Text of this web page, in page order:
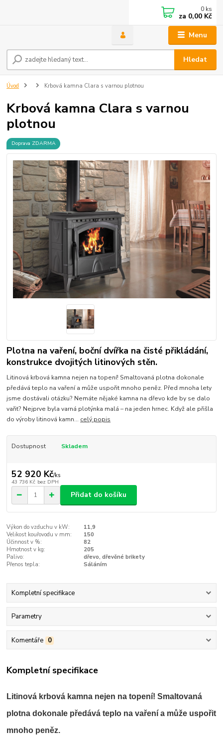
Menu
Hledat
0 ks
za 0,00 Kč
Úvod Krbová kamna Clara s varnou plotnou
Krbová kamna Clara s varnou
plotnou
Doprava ZDARMA
Plotna na vaření, boční dvířka na čisté přikládání,
konstrukce dvojitých litinových stěn.
Litinová krbová kamna nejen na topení! Smaltovaná plotna dokonale
předává teplo na vaření a může uspořit mnoho peněz. Před mnoha lety
jsme dostávali otázku? Nemáte nějaké kamna na dřevo kde by se dalo
vařit? Nejprve byla varná plotýnka malá – na jeden hrnec. Když ale přišla
do výroby litinová kamn... celý popis
Dostupnost Skladem
52 920 Kč/ks
43 736 Kč bez DPH
Přidat do košíku
Výkon do vzduchu v kW:
11,9
Velikost kouřovodu v mm:
150
Účinnost v %:
82
Hmotnost v kg:
205
Palivo:
dřevo, dřevěné brikety
Přenos tepla:
Sáláním
Kompletní specifikace
Parametry
Komentáře 0
Kompletní specifikace
Litinová krbová kamna nejen na topení! Smaltovaná
plotna dokonale předává teplo na vaření a může uspořit
mnoho peněz.